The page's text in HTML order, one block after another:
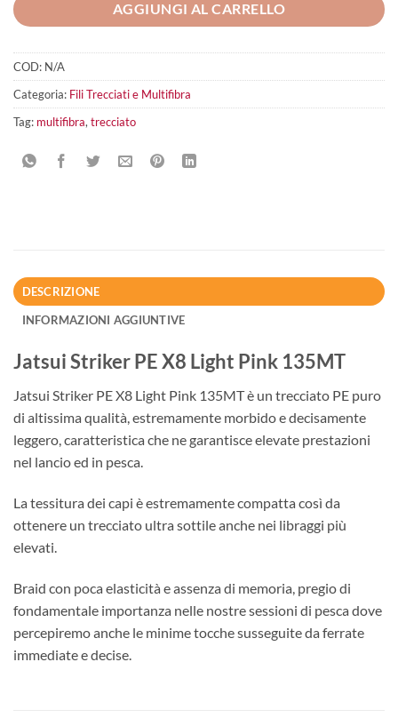
AGGIUNGI AL CARRELLO
COD: N/A
Categoria: Fili Trecciati e Multifibra
Tag: multifibra, trecciato
DESCRIZIONE
INFORMAZIONI AGGIUNTIVE
Jatsui Striker PE X8 Light Pink 135MT
Jatsui Striker PE X8 Light Pink 135MT è un trecciato PE puro
di altissima qualità, estremamente morbido e decisamente
leggero, caratteristica che ne garantisce elevate prestazioni
nel lancio ed in pesca.
La tessitura dei capi è estremamente compatta così da
ottenere un trecciato ultra sottile anche nei libraggi più
elevati.
Braid con poca elasticità e assenza di memoria, pregio di
fondamentale importanza nelle nostre sessioni di pesca dove
percepiremo anche le minime tocche susseguite da ferrate
immediate e decise.